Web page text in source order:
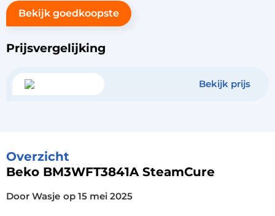
Bekijk goedkoopste
Prijsvergelijking
Bekijk prijs
Overzicht
Beko BM3WFT3841A SteamCure
Door Wasje op 15 mei 2025